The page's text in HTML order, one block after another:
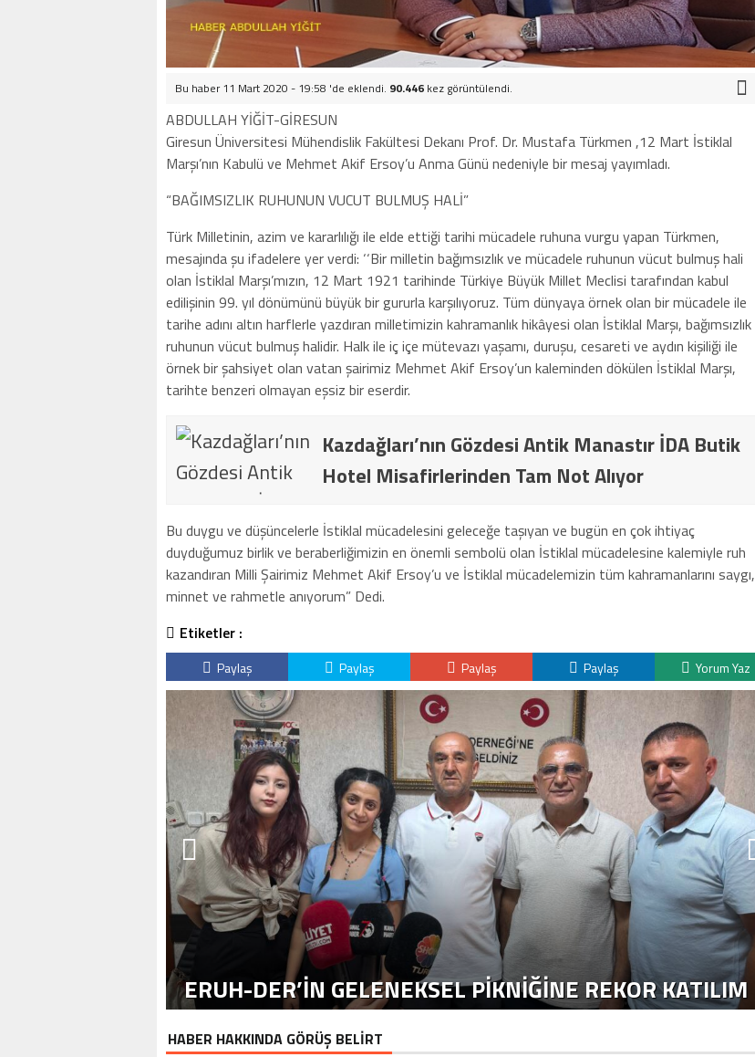
Bu haber 11 Mart 2020 - 19:58 'de eklendi. 90.446 kez görüntülendi.
ABDULLAH YİĞİT-GİRESUN
Giresun Üniversitesi Mühendislik Fakültesi Dekanı Prof. Dr. Mustafa Türkmen ,12 Mart İstiklal
Marşı’nın Kabulü ve Mehmet Akif Ersoy’u Anma Günü nedeniyle bir mesaj yayımladı.
“BAĞIMSIZLIK RUHUNUN VUCUT BULMUŞ HALİ”
Türk Milletinin, azim ve kararlılığı ile elde ettiği tarihi mücadele ruhuna vurgu yapan Türkmen,
mesajında şu ifadelere yer verdi: ‘‘Bir milletin bağımsızlık ve mücadele ruhunun vücut bulmuş hali
olan İstiklal Marşı’mızın, 12 Mart 1921 tarihinde Türkiye Büyük Millet Meclisi tarafından kabul
edilişinin 99. yıl dönümünü büyük bir gururla karşılıyoruz. Tüm dünyaya örnek olan bir mücadele ile
tarihe adını altın harflerle yazdıran milletimizin kahramanlık hikâyesi olan İstiklal Marşı, bağımsızlık
ruhunun vücut bulmuş halidir. Halk ile iç içe mütevazı yaşamı, duruşu, cesareti ve aydın kişiliği ile
örnek bir şahsiyet olan vatan şairimiz Mehmet Akif Ersoy’un kaleminden dökülen İstiklal Marşı,
tarihte benzeri olmayan eşsiz bir eserdir.
Kazdağları’nın Gözdesi Antik Manastır İDA Butik
Hotel Misafirlerinden Tam Not Alıyor
Bu duygu ve düşüncelerle İstiklal mücadelesini geleceğe taşıyan ve bugün en çok ihtiyaç
duyduğumuz birlik ve beraberliğimizin en önemli sembolü olan İstiklal mücadelesine kalemiyle ruh
kazandıran Milli Şairimiz Mehmet Akif Ersoy’u ve İstiklal mücadelemizin tüm kahramanlarını saygı,
minnet ve rahmetle anıyorum” Dedi.
Etiketler :
Paylaş Paylaş Paylaş Paylaş Yorum Yaz
ERUH-DER’IN GELENEKSEL PIKNIĞINE REKOR KATILIM
HABER HAKKINDA GÖRÜŞ BELİRT